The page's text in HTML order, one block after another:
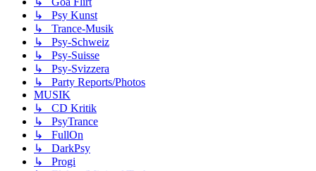
↳ Psy Kunst
↳ Trance-Musik
↳ Psy-Schweiz
↳ Psy-Suisse
↳ Psy-Svizzera
↳ Party Reports/Photos
MUSIK
↳ CD Kritik
↳ PsyTrance
↳ FullOn
↳ DarkPsy
↳ Progi